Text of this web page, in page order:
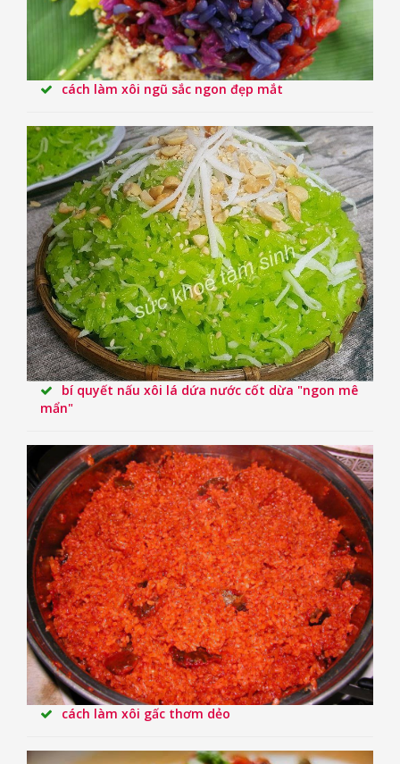
cách làm xôi ngũ sắc ngon đẹp mắt
bí quyết nấu xôi lá dứa nước cốt dừa "ngon mê
mẩn"
cách làm xôi gấc thơm dẻo